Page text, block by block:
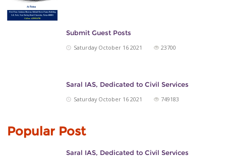
Submit Guest Posts
Saturday October 16 2021
23700
Saral IAS, Dedicated to Civil Services
Saturday October 16 2021
749183
Popular Post
Saral IAS, Dedicated to Civil Services